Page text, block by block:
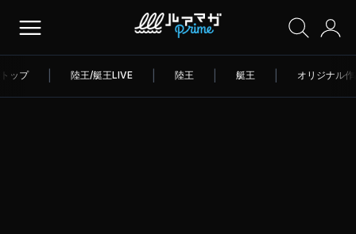
トップ 陸王/艇王LIVE 陸王 艇王 オリジナル